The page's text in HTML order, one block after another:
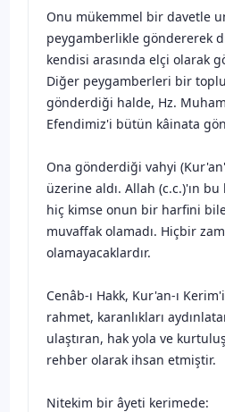
Onu mükemmel bir davetle
peygamberlikle göndererek
kendisi arasında elçi olarak
Diğer peygamberleri bir
gönderdiği halde, Hz.
Efendimiz'i bütün kâinata
Ona gönderdiği vahyi
üzerine aldı. Allah (c.c.)'ın
hiç kimse onun bir harfini
muvaffak olamadı. Hiçbir
olamayacaklardır.
Cenâb-ı Hakk, Kur'an-ı
rahmet, karanlıkları
ulaştıran, hak yola ve
rehber olarak ihsan etmiştir.
Nitekim bir âyeti kerimede: